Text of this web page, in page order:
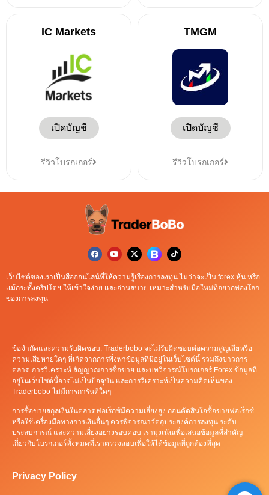
IC Markets
เปิดบัญชี
รีวิวโบรกเกอร์
TMGM
เปิดบัญชี
รีวิวโบรกเกอร์
เว็บไซต์ของเราเป็นสื่อออนไลน์ที่ให้ความรู้เรื่องการลงทุน ไม่ว่าจะเป็น forex หุ้น หรือ
เเม้กระทั้งคริปโตฯ ให้เข้าใจง่าย เเละอ่านสบาย เหมาะสำหรับมือใหม่ที่อยากท่องโลก
ของการลงทุน
ข้อจำกัดและความรับผิดชอบ: Traderbobo จะไม่รับผิดชอบต่อความสูญเสียหรือ
ความเสียหายใดๆ ที่เกิดจากการพึ่งพาข้อมูลที่มีอยู่ในเว็บไซต์นี้ รวมถึงข่าวการ
ตลาด การวิเคราะห์ สัญญาณการซื้อขาย และบทวิจารณ์โบรกเกอร์ Forex ข้อมูลที่
อยู่ในเว็บไซต์นี้อาจไม่เป็นปัจจุบัน และการวิเคราะห์เป็นความคิดเห็นของ
Traderbobo ไม่มีการการันตีใดๆ
การซื้อขายสกุลเงินในตลาดฟอเร็กซ์มีความเสี่ยงสูง ก่อนตัดสินใจซื้อขายฟอเร็กซ์
หรือใช้เครื่องมือทางการเงินอื่นๆ ควรพิจารณาวัตถุประสงค์การลงทุน ระดับ
ประสบการณ์ และความเสี่ยงอย่างรอบคอบ เรามุ่งเน้นเพื่อเสนอข้อมูลที่สำคัญ
เกี่ยวกับโบรกเกอร์ทั้งหมดที่เราตรวจสอบเพื่อให้ได้ข้อมูลที่ถูกต้องที่สุด
Privacy Policy